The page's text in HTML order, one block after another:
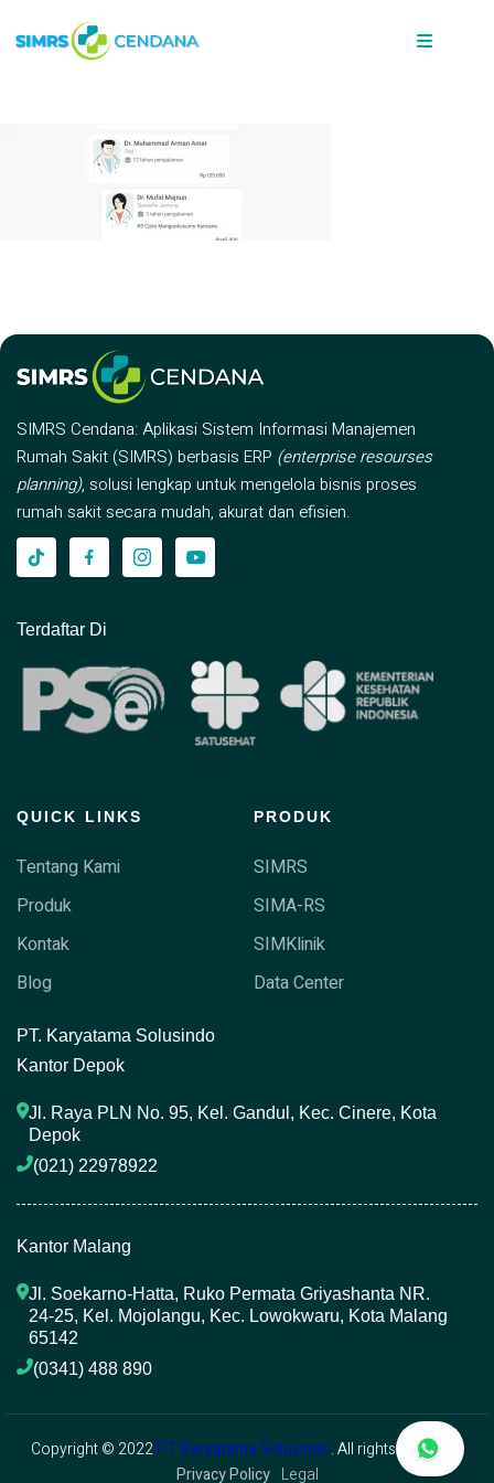
SIMRS Cendana: Aplikasi Sistem Informasi Manajemen
Rumah Sakit (SIMRS) berbasis ERP (enterprise resourses
planning), solusi lengkap untuk mengelola bisnis proses
rumah sakit secara mudah, akurat dan efisien.
Terdaftar Di
QUICK LINKS
Tentang Kami
Produk
Kontak
Blog
PRODUK
SIMRS
SIMA-RS
SIMKlinik
Data Center
PT. Karyatama Solusindo
Kantor Depok
Jl. Raya PLN No. 95, Kel. Gandul, Kec. Cinere, Kota
Depok
(021) 22978922
Kantor Malang
Jl. Soekarno-Hatta, Ruko Permata Griyashanta NR.
24-25, Kel. Mojolangu, Kec. Lowokwaru, Kota Malang
65142
(0341) 488 890
Copyright © 2022PT. Karyatama Solusindo. All rights reserved.
Privacy Policy Legal